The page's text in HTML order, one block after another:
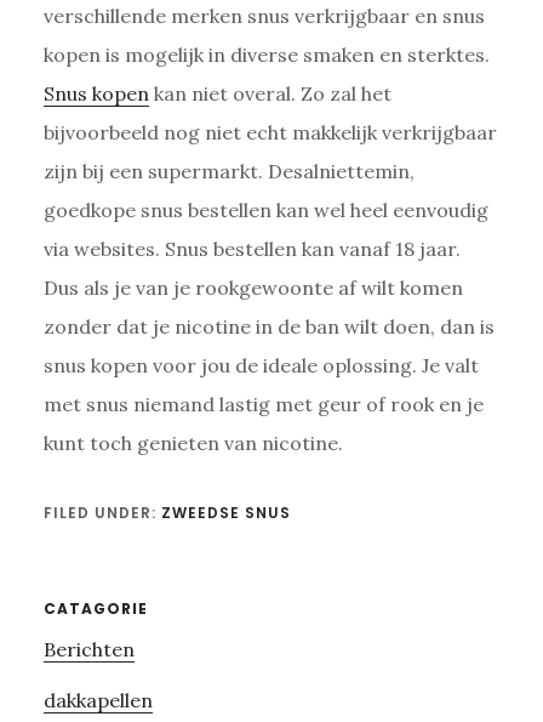
verschillende merken snus verkrijgbaar en snus
kopen is mogelijk in diverse smaken en sterktes.
Snus kopen kan niet overal. Zo zal het
bijvoorbeeld nog niet echt makkelijk verkrijgbaar
zijn bij een supermarkt. Desalniettemin,
goedkope snus bestellen kan wel heel eenvoudig
via websites. Snus bestellen kan vanaf 18 jaar.
Dus als je van je rookgewoonte af wilt komen
zonder dat je nicotine in de ban wilt doen, dan is
snus kopen voor jou de ideale oplossing. Je valt
met snus niemand lastig met geur of rook en je
kunt toch genieten van nicotine.
FILED UNDER: ZWEEDSE SNUS
Primary
Sidebar
CATAGORIE
Berichten
dakkapellen